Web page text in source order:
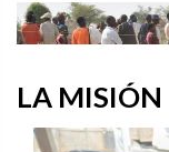
LA MISIÓN